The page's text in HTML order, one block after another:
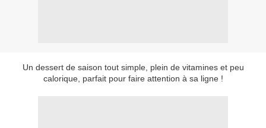
Un dessert de saison tout simple, plein de vitamines et peu
calorique, parfait pour faire attention à sa ligne !